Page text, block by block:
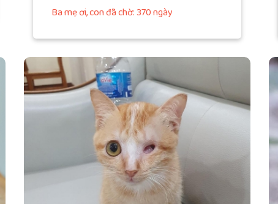
Ba mẹ ơi, con đã chờ: 370 ngày